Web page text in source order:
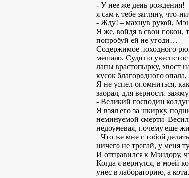
- У нее же день рождения!
я сам к тебе загляну, что-
- Жду! – махнув рукой,
Я же, войдя в свои покои,
попробуй ей не угоди…
Содержимое походного
мешало. Судя по
лапы врастопырку, хвост
кусок благородного
Я не успел опомниться,
заорал, для верности
- Великий господин
Я взял его за шкирку,
неминуемой смерти. Весил
недоумевая, почему еще
- Что же мне с тобой
ничего не трогай, у меня
И отправился к Мэндору,
Когда я вернулся, в моей
унес в лабораторию, а